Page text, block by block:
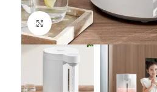
Нажмите, чтобы увеличить